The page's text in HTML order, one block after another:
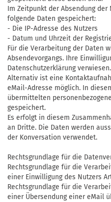
Im Zeitpunkt der Absendung der
folgende Daten gespeichert:
- Die IP-Adresse des Nutzers
- Datum und Uhrzeit der
Für die Verarbeitung der Daten
Absendevorgangs. Ihre
Datenschutzerklärung verwiesen.
Alternativ ist eine
eMail-Adresse möglich. In
übermittelten
gespeichert.
Es erfolgt in diesem
an Dritte. Die Daten werden
der Konversation verwendet.
Rechtsgrundlage für die
Rechtsgrundlage für die
einer Einwilligung des Nutzers
Rechtsgrundlage für die
einer Übersendung einer eMail